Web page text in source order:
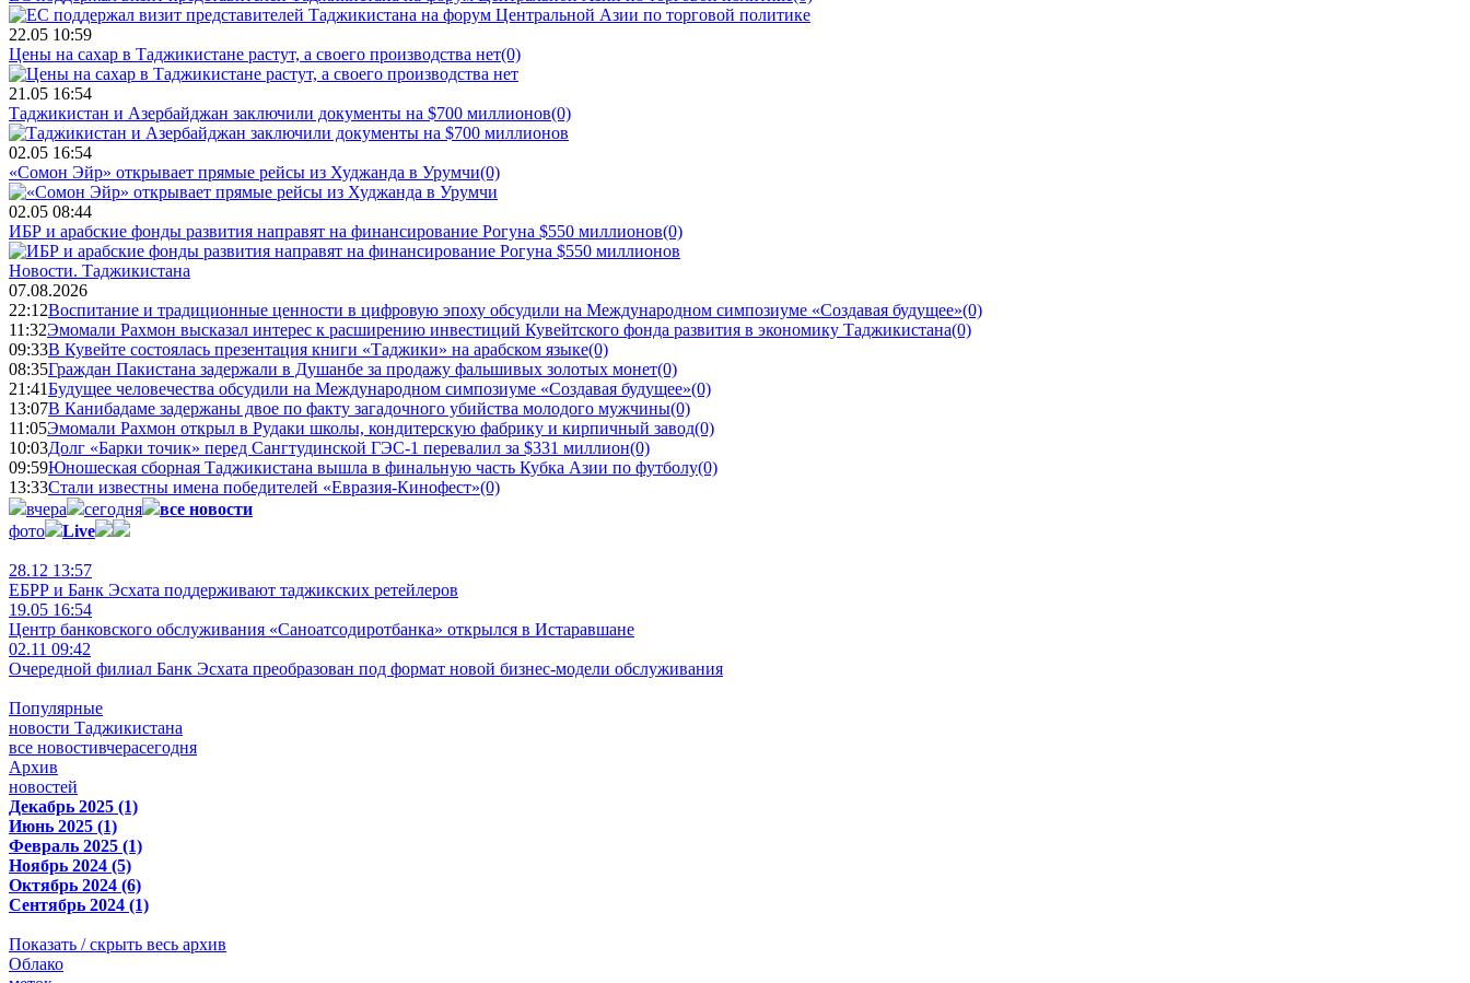
22.05 10:59
Цены на сахар в Таджикистане растут, а своего производства нет(0)
21.05 16:54
Таджикистан и Азербайджан заключили документы на $700 миллионов(0)
02.05 16:54
«Сомон Эйр» открывает прямые рейсы из Худжанда в Урумчи(0)
02.05 08:44
ИБР и арабские фонды развития направят на финансирование Рогуна $550 миллионов(0)
Новости. Таджикистана
07.08.2026
22:12Воспитание и традиционные ценности в цифровую эпоху обсудили на Международном симпозиуме «Создавая будущее»(0)
11:32Эмомали Рахмон высказал интерес к расширению инвестиций Кувейтского фонда развития в экономику Таджикистана(0)
09:33В Кувейте состоялась презентация книги «Таджики» на арабском языке(0)
08:35Граждан Пакистана задержали в Душанбе за продажу фальшивых золотых монет(0)
21:41Будущее человечества обсудили на Международном симпозиуме «Создавая будущее»(0)
13:07В Канибадаме задержаны двое по факту загадочного убийства молодого мужчины(0)
11:05Эмомали Рахмон открыл в Рудаки школы, кондитерскую фабрику и кирпичный завод(0)
10:03Долг «Барки точик» перед Сангтудинской ГЭС-1 перевалил за $331 миллион(0)
09:59Юношеская сборная Таджикистана вышла в финальную часть Кубка Азии по футболу(0)
13:33Стали известны имена победителей «Евразия-Кинофест»(0)
вчера
сегодня
все новости
фото
Live
28.12 13:57
ЕБРР и Банк Эсхата поддерживают таджикских ретейлеров
19.05 16:54
Центр банковского обслуживания «Саноатсодиротбанка» открылся в Истаравшане
02.11 09:42
Очередной филиал Банк Эсхата преобразован под формат новой бизнес-модели обслуживания
Популярные
новости Таджикистана
все новостивчерасегодня
Архив
новостей
Декабрь 2025 (1)
Июнь 2025 (1)
Февраль 2025 (1)
Ноябрь 2024 (5)
Октябрь 2024 (6)
Сентябрь 2024 (1)
Показать / скрыть весь архив
Облако